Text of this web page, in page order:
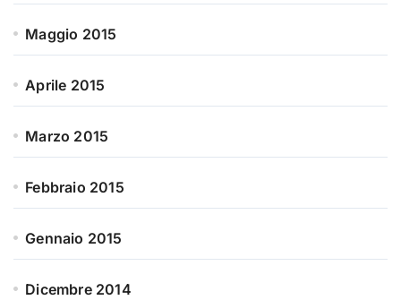
Maggio 2015
Aprile 2015
Marzo 2015
Febbraio 2015
Gennaio 2015
Dicembre 2014